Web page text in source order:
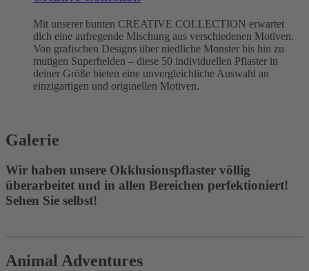
Mit unserer bunten CREATIVE COLLECTION erwartet
dich eine aufregende Mischung aus verschiedenen Motiven.
Von grafischen Designs über niedliche Monster bis hin zu
mutigen Superhelden – diese 50 individuellen Pflaster in
deiner Größe bieten eine unvergleichliche Auswahl an
einzigartigen und originellen Motiven.
Galerie
Wir haben unsere Okklusionspflaster völlig
überarbeitet und in allen Bereichen perfektioniert!
Sehen Sie selbst!
Animal Adventures